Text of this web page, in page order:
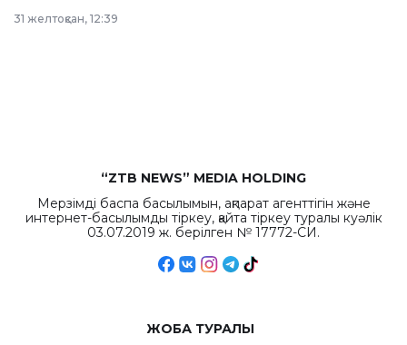
республиканского
31 желтоқсан, 12:39
“ZTB NEWS” MEDIA HOLDING
Мерзімді баспа басылымын, ақпарат агенттігін және
интернет-басылымды тіркеу, қайта тіркеу туралы куәлік
03.07.2019 ж. берілген № 17772-СИ.
ЖОБА ТУРАЛЫ